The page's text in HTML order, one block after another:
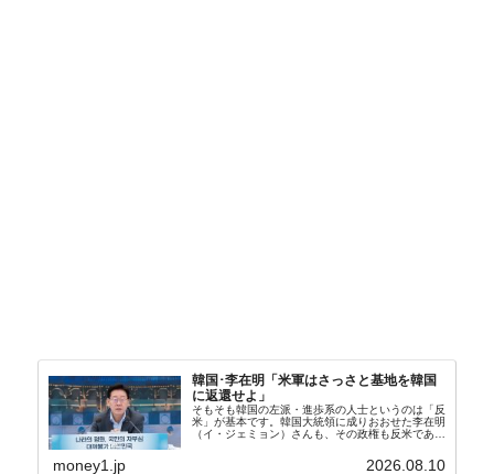
韓国･李在明「米軍はさっさと基地を韓国
に返還せよ」
そもそも韓国の左派・進歩系の人士というのは「反
米」が基本です。韓国大統領に成りおおせた李在明
（イ・ジェミョン）さんも、その政権も反米であ
（アン・ギュベク）さんが国防部長（長官）を努め
money1.jp 2026.08.10